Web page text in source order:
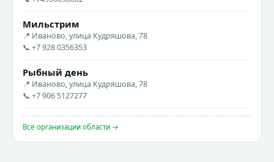
Мильстрим
📍 Иваново, улица Кудряшова, 78
📞 +7 928 0356353
Рыбный день
📍 Иваново, улица Кудряшова, 78
📞 +7 906 5127277
Все организации области →